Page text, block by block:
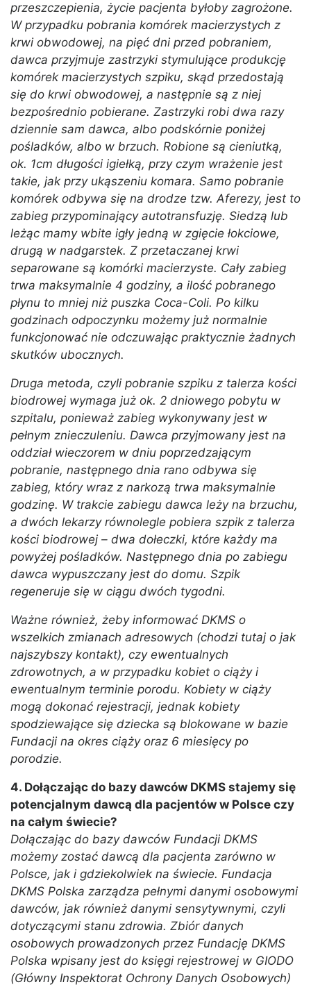
przeszczepienia, życie pacjenta byłoby zagrożone.
W przypadku pobrania komórek macierzystych z
krwi obwodowej, na pięć dni przed pobraniem,
dawca przyjmuje zastrzyki stymulujące produkcję
komórek macierzystych szpiku, skąd przedostają
się do krwi obwodowej, a następnie są z niej
bezpośrednio pobierane. Zastrzyki robi dwa razy
dziennie sam dawca, albo podskórnie poniżej
pośladków, albo w brzuch. Robione są cieniutką,
ok. 1cm długości igiełką, przy czym wrażenie jest
takie, jak przy ukąszeniu komara. Samo pobranie
komórek odbywa się na drodze tzw. Aferezy, jest to
zabieg przypominający autotransfuzję. Siedzą lub
leżąc mamy wbite igły jedną w zgięcie łokciowe,
drugą w nadgarstek. Z przetaczanej krwi
separowane są komórki macierzyste. Cały zabieg
trwa maksymalnie 4 godziny, a ilość pobranego
płynu to mniej niż puszka Coca-Coli. Po kilku
godzinach odpoczynku możemy już normalnie
funkcjonować nie odczuwając praktycznie żadnych
skutków ubocznych.
Druga metoda, czyli pobranie szpiku z talerza kości
biodrowej wymaga już ok. 2 dniowego pobytu w
szpitalu, ponieważ zabieg wykonywany jest w
pełnym znieczuleniu. Dawca przyjmowany jest na
oddział wieczorem w dniu poprzedzającym
pobranie, następnego dnia rano odbywa się
zabieg, który wraz z narkozą trwa maksymalnie
godzinę. W trakcie zabiegu dawca leży na brzuchu,
a dwóch lekarzy równolegle pobiera szpik z talerza
kości biodrowej – dwa dołeczki, które każdy ma
powyżej pośladków. Następnego dnia po zabiegu
dawca wypuszczany jest do domu. Szpik
regeneruje się w ciągu dwóch tygodni.
Ważne również, żeby informować DKMS o
wszelkich zmianach adresowych (chodzi tutaj o jak
najszybszy kontakt), czy ewentualnych
zdrowotnych, a w przypadku kobiet o ciąży i
ewentualnym terminie porodu. Kobiety w ciąży
mogą dokonać rejestracji, jednak kobiety
spodziewające się dziecka są blokowane w bazie
Fundacji na okres ciąży oraz 6 miesięcy po
porodzie.
4. Dołączając do bazy dawców DKMS stajemy się
potencjalnym dawcą dla pacjentów w Polsce czy
na całym świecie?
Dołączając do bazy dawców Fundacji DKMS
możemy zostać dawcą dla pacjenta zarówno w
Polsce, jak i gdziekolwiek na świecie. Fundacja
DKMS Polska zarządza pełnymi danymi osobowymi
dawców, jak również danymi sensytywnymi, czyli
dotyczącymi stanu zdrowia. Zbiór danych
osobowych prowadzonych przez Fundację DKMS
Polska wpisany jest do księgi rejestrowej w GIODO
(Główny Inspektorat Ochrony Danych Osobowych)